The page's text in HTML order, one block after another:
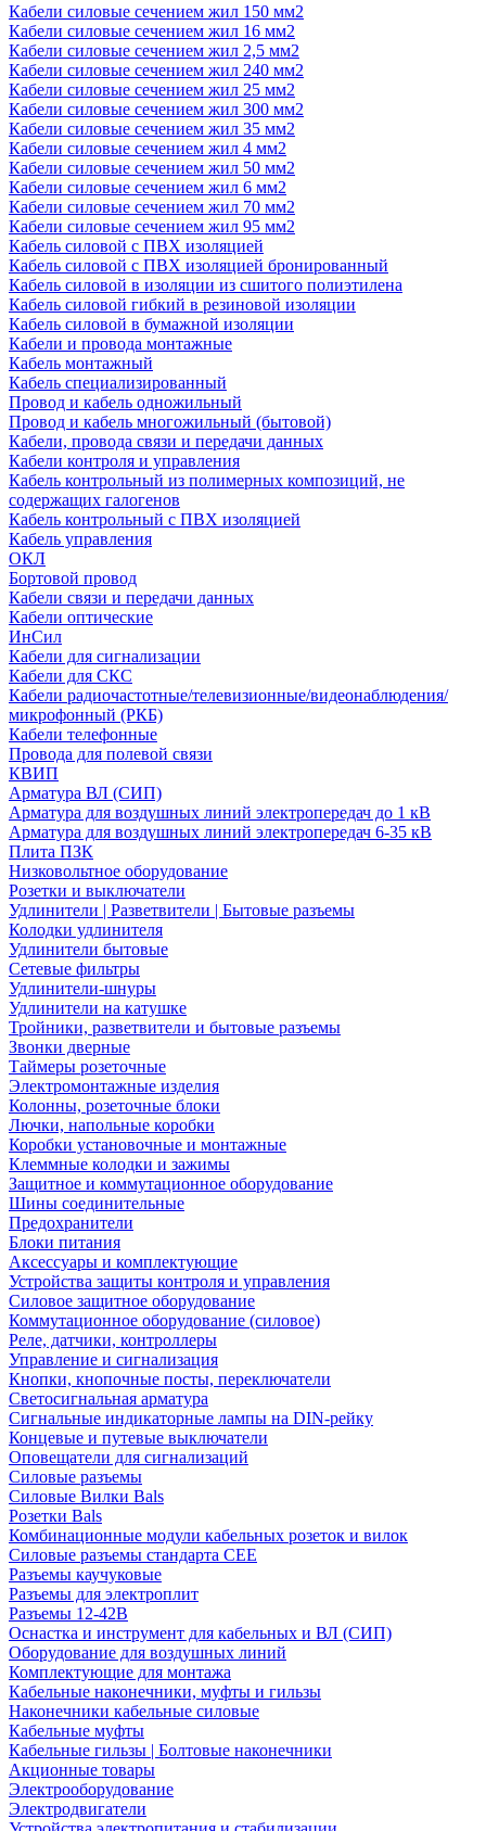
Кабели силовые сечением жил 150 мм2
Кабели силовые сечением жил 16 мм2
Кабели силовые сечением жил 2,5 мм2
Кабели силовые сечением жил 240 мм2
Кабели силовые сечением жил 25 мм2
Кабели силовые сечением жил 300 мм2
Кабели силовые сечением жил 35 мм2
Кабели силовые сечением жил 4 мм2
Кабели силовые сечением жил 50 мм2
Кабели силовые сечением жил 6 мм2
Кабели силовые сечением жил 70 мм2
Кабели силовые сечением жил 95 мм2
Кабель силовой с ПВХ изоляцией
Кабель силовой с ПВХ изоляцией бронированный
Кабель силовой в изоляции из сшитого полиэтилена
Кабель силовой гибкий в резиновой изоляции
Кабель силовой в бумажной изоляции
Кабели и провода монтажные
Кабель монтажный
Кабель специализированный
Провод и кабель одножильный
Провод и кабель многожильный (бытовой)
Кабели, провода связи и передачи данных
Кабели контроля и управления
Кабель контрольный из полимерных композиций, не
содержащих галогенов
Кабель контрольный с ПВХ изоляцией
Кабель управления
ОКЛ
Бортовой провод
Кабели связи и передачи данных
Кабели оптические
ИнСил
Кабели для сигнализации
Кабели для СКС
Кабели радиочастотные/телевизионные/видеонаблюдения/
микрофонный (РКБ)
Кабели телефонные
Провода для полевой связи
КВИП
Арматура ВЛ (СИП)
Арматура для воздушных линий электропередач до 1 кВ
Арматура для воздушных линий электропередач 6-35 кВ
Плита ПЗК
Низковольтное оборудование
Розетки и выключатели
Удлинители | Разветвители | Бытовые разъемы
Колодки удлинителя
Удлинители бытовые
Сетевые фильтры
Удлинители-шнуры
Удлинители на катушке
Тройники, разветвители и бытовые разъемы
Звонки дверные
Таймеры розеточные
Электромонтажные изделия
Колонны, розеточные блоки
Лючки, напольные коробки
Коробки установочные и монтажные
Клеммные колодки и зажимы
Защитное и коммутационное оборудование
Шины соединительные
Предохранители
Блоки питания
Аксессуары и комплектующие
Устройства защиты контроля и управления
Силовое защитное оборудование
Коммутационное оборудование (силовое)
Реле, датчики, контроллеры
Управление и сигнализация
Кнопки, кнопочные посты, переключатели
Светосигнальная арматура
Сигнальные индикаторные лампы на DIN-рейку
Концевые и путевые выключатели
Оповещатели для сигнализаций
Силовые разъемы
Силовые Вилки Bals
Розетки Bals
Комбинационные модули кабельных розеток и вилок
Силовые разъемы стандарта CEE
Разъемы каучуковые
Разъемы для электроплит
Разъемы 12-42В
Оснастка и инструмент для кабельных и ВЛ (СИП)
Оборудование для воздушных линий
Комплектующие для монтажа
Кабельные наконечники, муфты и гильзы
Наконечники кабельные силовые
Кабельные муфты
Кабельные гильзы | Болтовые наконечники
Акционные товары
Электрооборудование
Электродвигатели